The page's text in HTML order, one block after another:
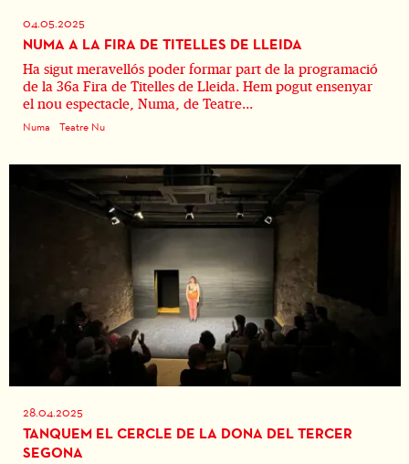
04.05.2025
NUMA A LA FIRA DE TITELLES DE LLEIDA
Ha sigut meravellós poder formar part de la programació
de la 36a Fira de Titelles de Lleida. Hem pogut ensenyar
el nou espectacle, Numa, de Teatre...
Numa Teatre Nu
28.04.2025
TANQUEM EL CERCLE DE LA DONA DEL TERCER
SEGONA